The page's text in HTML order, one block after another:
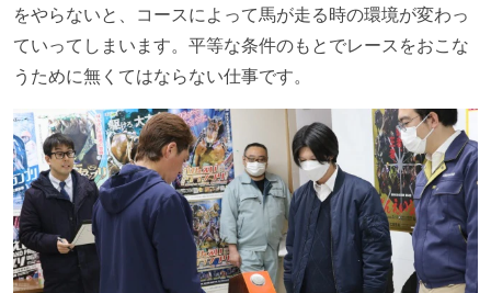
をやらないと、コースによって馬が走る時の環境が変わっ
ていってしまいます。平等な条件のもとでレースをおこな
うために無くてはならない仕事です。